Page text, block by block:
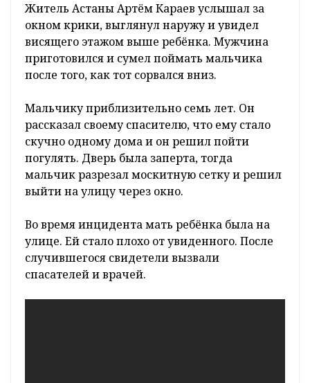
Житель Астаны Артём Караев услышал за
окном крики, выглянул наружу и увидел
висящего этажом выше ребёнка. Мужчина
приготовился и сумел поймать мальчика
после того, как тот сорвался вниз.
Мальчику приблизительно семь лет. Он
рассказал своему спасителю, что ему стало
скучно одному дома и он решил пойти
погулять. Дверь была заперта, тогда
мальчик разрезал москитную сетку и решил
выйти на улицу через окно.
Во время инцидента мать ребёнка была на
улице. Ей стало плохо от увиденного. После
случившегося свидетели вызвали
спасателей и врачей.